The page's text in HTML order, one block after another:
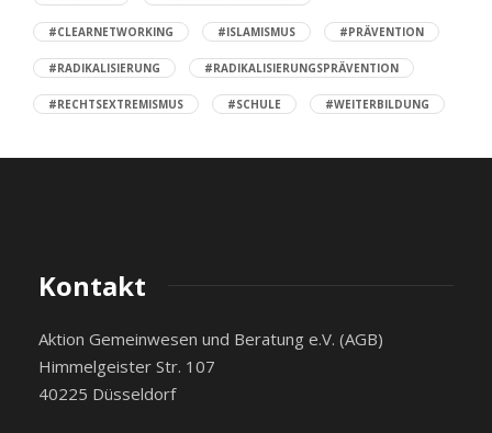
#CLEARNETWORKING #ISLAMISMUS #PRÄVENTION
#RADIKALISIERUNG #RADIKALISIERUNGSPRÄVENTION
#RECHTSEXTREMISMUS #SCHULE #WEITERBILDUNG
Kontakt
Aktion Gemeinwesen und Beratung e.V. (AGB)
Himmelgeister Str. 107
40225 Düsseldorf